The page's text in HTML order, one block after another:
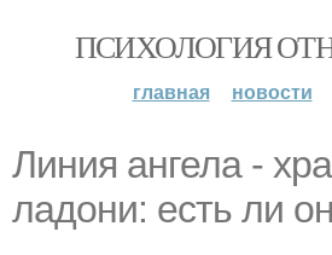
ПСИХОЛОГИЯ
главная новости
Линия ангела -
ладони: есть ли